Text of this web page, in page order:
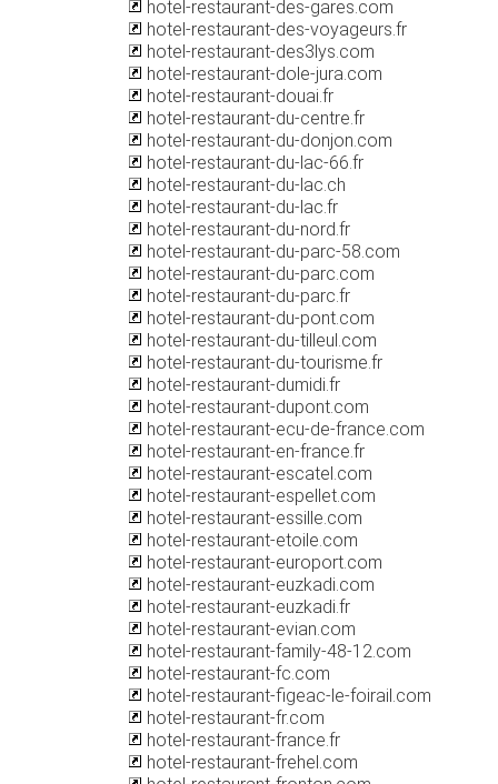
hotel-restaurant-des-gares.com
hotel-restaurant-des-voyageurs.fr
hotel-restaurant-des3lys.com
hotel-restaurant-dole-jura.com
hotel-restaurant-douai.fr
hotel-restaurant-du-centre.fr
hotel-restaurant-du-donjon.com
hotel-restaurant-du-lac-66.fr
hotel-restaurant-du-lac.ch
hotel-restaurant-du-lac.fr
hotel-restaurant-du-nord.fr
hotel-restaurant-du-parc-58.com
hotel-restaurant-du-parc.com
hotel-restaurant-du-parc.fr
hotel-restaurant-du-pont.com
hotel-restaurant-du-tilleul.com
hotel-restaurant-du-tourisme.fr
hotel-restaurant-dumidi.fr
hotel-restaurant-dupont.com
hotel-restaurant-ecu-de-france.com
hotel-restaurant-en-france.fr
hotel-restaurant-escatel.com
hotel-restaurant-espellet.com
hotel-restaurant-essille.com
hotel-restaurant-etoile.com
hotel-restaurant-europort.com
hotel-restaurant-euzkadi.com
hotel-restaurant-euzkadi.fr
hotel-restaurant-evian.com
hotel-restaurant-family-48-12.com
hotel-restaurant-fc.com
hotel-restaurant-figeac-le-foirail.com
hotel-restaurant-fr.com
hotel-restaurant-france.fr
hotel-restaurant-frehel.com